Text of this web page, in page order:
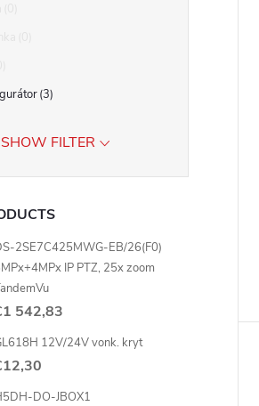
3
SHOW FILTER
2SE7C425MWG-EB/26(F0)
IP PTZ, 25x zoom
542,83
12V/24V vonk. kryt
DO-JBOX1